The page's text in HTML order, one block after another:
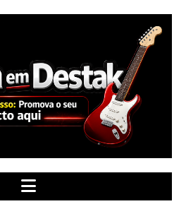
t
o
c
o
n
t